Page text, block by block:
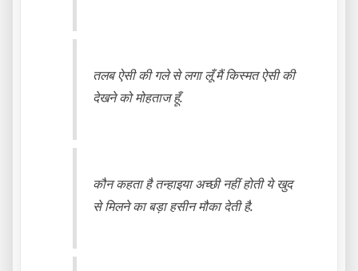
तलब ऐसी की गले से लगा लूँ मैं किस्मत ऐसी की
देखने को मोहताज हूँ.
कौन कहता है तन्हाइया अच्छी नहीं होती ये खुद
से मिलने का बड़ा हसीन मौका देती है.